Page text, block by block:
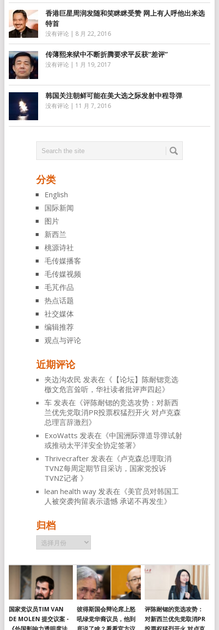
香港巨星周润发随和笑眯眯受赞 网上有人呼他出来选
特首
没有评论 | 8 月 22, 2016
传薄熙来狱中不断折腾要求平反获“差评”
没有评论 | 1 月 19, 2017
韩国关注朝鲜可能在美大选之际发射中程导弹
没有评论 | 11 月 7, 2016
分类
English
国际新闻
图片
新西兰
桃源诗社
毛传媒播客
毛传媒视频
毛芃作品
热点话题
社交媒体
编辑推荐
观点与评论
近期评论
夹边沟农民 发表在《 【论坛】陈耐锶竞选
檄文危言耸听，华社读者批评声四起》
车发表在《评陈耐锶的竞选攻势：对新西
兰优先党取消PR投票权猛烈开火 对卢克森
总理言辞激烈》
ExoWatts 发表在《中国洲际弹道导弹试射
或推动太平洋安全协定签署》
Thrivecrafter发表在《卢克森总理取消
TVNZ每周定期节目采访，国家党投诉
TVNZ记者 》
lean health way发表在《美官员对韩国工
人被突袭拘留表示遗憾 承诺不再发生》
归档
归
档
国家党议员TIM VAN
DE MOLEN 提交议案 -
彼得斯国会辩论席上怒
吼绿党华裔议员，他到
评陈耐锶的竞选攻势：
对新西兰优先党取消PR